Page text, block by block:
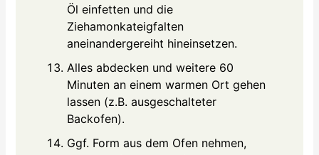
Öl einfetten und die
Ziehamonkateigfalten
aneinandergereiht hineinsetzen.
Alles abdecken und weitere 60
Minuten an einem warmen Ort gehen
lassen (z.B. ausgeschalteter
Backofen).
Ggf. Form aus dem Ofen nehmen,